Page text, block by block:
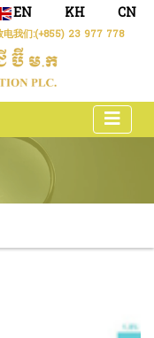
EN KH CN
电我们:(+855) 23 977 778